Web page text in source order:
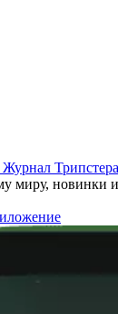
Журнал Трипстера
миру, новинки